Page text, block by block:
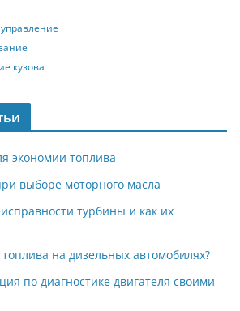
кузова
экономии топлива
выборе моторного масла
турбины и как их
на дизельных автомобилях?
по диагностике двигателя своими